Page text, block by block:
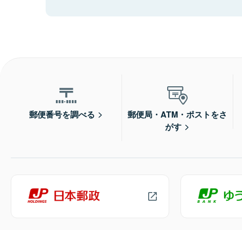
郵便番号を調べる
郵便局・ATM・ポストをさ
がす